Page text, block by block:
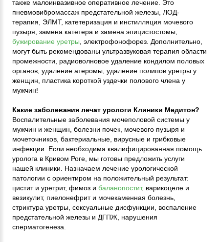
также малоинвазивное оперативное лечение. Это
пневмовибромассаж предстательной железы, ЛОД-
терапия, ЭЛМТ, катетеризация и инстилляция мочевого
пузыря, замена катетера и замена эпицистостомы,
бужирование уретры , электрофонофорез. Дополнительно,
могут быть рекомендованы ультразвуковая терапия области
промежности, радиоволновое удаление кондилом половых
органов, удаление атеромы, удаление полипов уретры у
женщин, пластика короткой уздечки полового члена у
мужчин!
Какие заболевания лечат урологи Клиники Медитон?
Воспалительные заболевания мочеполовой системы у
мужчин и женщин, болезни почек, мочевого пузыря и
мочеточников, бактериальные, вирусные и грибковые
инфекции. Если необходима квалифицированная помощь
уролога в Кривом Роге, мы готовы предложить услуги
нашей клиники. Назначаем лечение урологической
патологии с ориентиром на положительный результат:
цистит и уретрит, фимоз и баланопостит, варикоцеле и
везикулит, пиелонефрит и мочекаменная болезнь,
стриктура уретры, сексуальные дисфункции, воспаление
предстательной железы и ДГПЖ, нарушения
сперматогенеза.